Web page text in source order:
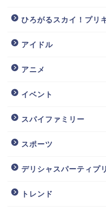
ひろがるスカイ！プリ
アイドル
アニメ
イベント
スパイファミリー
スポーツ
デリシャスパーティプ
トレンド